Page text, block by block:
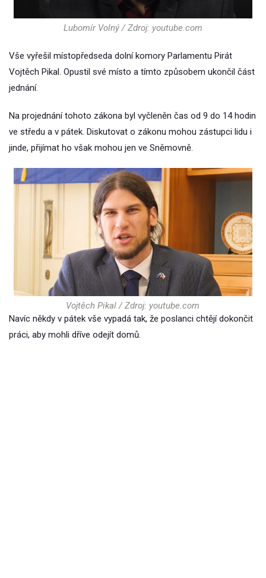
Lubomír Volný / Zdroj: youtube.com
Vše vyřešil místopředseda dolní komory Parlamentu Pirát
Vojtěch Pikal. Opustil své místo a tímto způsobem ukončil část
jednání.
Na projednání tohoto zákona byl vyčleněn čas od 9 do 14 hodin
ve středu a v pátek. Diskutovat o zákonu mohou zástupci lidu i
jinde, přijímat ho však mohou jen ve Sněmovně.
Vojtěch Pikal / Zdroj: youtube.com
Navíc někdy v pátek vše vypadá tak, že poslanci chtějí dokončit
práci, aby mohli dříve odejít domů.